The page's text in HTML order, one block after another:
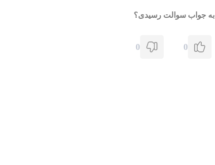
به جواب سوالت رسیدی؟
0
0